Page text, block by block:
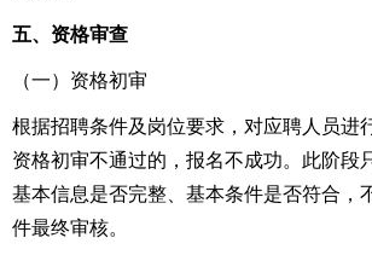
五、 资格审查
（一）资格初审
根据招聘条件及岗位要求，对应聘人员进
资格初审不通过的，报名不成功。此阶段
基本信息是否完整、基本条件是否符合，
件最终审核。